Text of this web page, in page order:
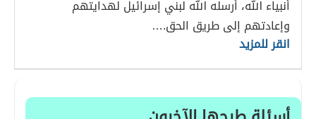
أنبياء الله، أرسله الله لبني إسرائيل لهدايتهم
وإعادتهم إلى طريق الحق.…
انقر للمزيد